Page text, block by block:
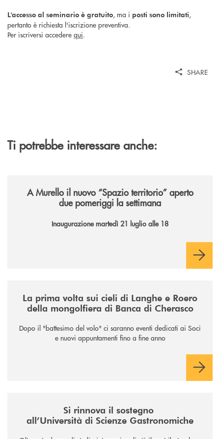
L'accesso al seminario è gratuito, ma i posti sono limitati,
pertanto è richiesta l'iscrizione preventiva.
Per iscriversi accedere qui.
SHARE
Ti potrebbe interessare anche:
A Murello il nuovo “Spazio territorio” aperto
due pomeriggi la settimana
Inaugurazione martedì 21 luglio alle 18
La prima volta sui cieli di Langhe e Roero
della mongolfiera di Banca di Cherasco
Dopo il "battesimo del volo" ci saranno eventi dedicati ai Soci
e nuovi appuntamenti fino a fine anno
Si rinnova il sostegno
all’Università di Scienze Gastronomiche